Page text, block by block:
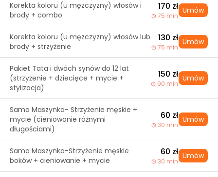
Korekta koloru (u męzczyzny) włosów i
brody + combo
170 zł
75 min
Umów
Korekta koloru (u męzczyzny) włosów lub
brody + strzyżenie
130 zł
75 min
Umów
Pakiet Tata i dwóch synów do 12 lat
(strzyżenie + dziecięce + mycie +
stylizacja)
150 zł
90 min
Umów
Sama Maszynka- Strzyżenie męskie +
mycie (cieniowanie różnymi
długościami)
60 zł
30 min
Umów
Sama Maszynka-Strzyżenie męskie
boków + cieniowanie + mycie
60 zł
30 min
Umów